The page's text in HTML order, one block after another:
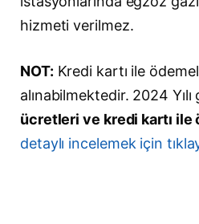
hizmeti verilmez.
NOT: Kredi kartı ile
alınabilmektedir. 2024
ücretleri ve kredi kartı ile
detaylı incelemek için